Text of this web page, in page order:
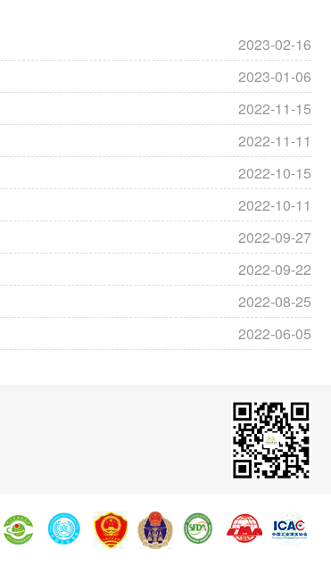
2023-02-16
2023-01-06
2022-11-15
2022-11-11
2022-10-15
2022-10-11
2022-09-27
2022-09-22
2022-08-25
2022-06-05